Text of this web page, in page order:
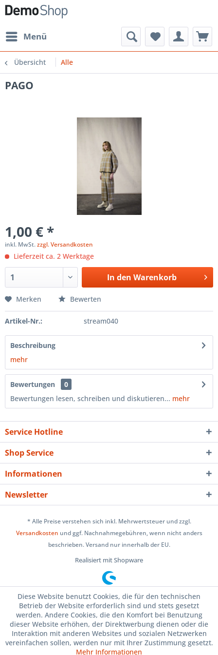
Menü
Übersicht Alle
PAGO
1,00 € *
inkl. MwSt.zzgl. Versandkosten
Lieferzeit ca. 2 Werktage
In den Warenkorb
Merken Bewerten
Artikel-Nr.: stream040
Beschreibung
mehr
Bewertungen
0
Bewertungen lesen, schreiben und diskutieren... mehr
Service Hotline
Shop Service
Informationen
Newsletter
* Alle Preise verstehen sich inkl. Mehrwertsteuer und zzgl.
Versandkosten und ggf. Nachnahmegebühren, wenn nicht anders
beschrieben. Versand nur innerhalb der EU.
Realisiert mit Shopware
Diese Website benutzt Cookies, die für den technischen
Betrieb der Website erforderlich sind und stets gesetzt
werden. Andere Cookies, die den Komfort bei Benutzung
dieser Website erhöhen, der Direktwerbung dienen oder die
Interaktion mit anderen Websites und sozialen Netzwerken
vereinfachen sollen, werden nur mit Ihrer Zustimmung gesetzt.
Mehr Informationen